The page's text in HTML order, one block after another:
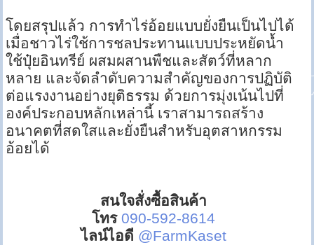
โดยสรุปแล้ว การทำไร่อ้อยแบบยั่งยืนเป็นไปได้
เมื่อชาวไร่ใช้การชลประทานแบบประหยัดน้ำ
ใช้ปุ๋ยอินทรีย์ ผสมผสานพืชและสัตว์ที่หลาก
หลาย และจัดลำดับความสำคัญของการปฏิบัติ
ต่อแรงงานอย่างยุติธรรม ด้วยการมุ่งเน้นไปที่
องค์ประกอบหลักเหล่านี้ เราสามารถสร้าง
อนาคตที่สดใสและยั่งยืนสำหรับอุตสาหกรรม
อ้อยได้
สนใจสั่งซื้อสินค้า
โทร 090-592-8614
ไลน์ไอดี @FarmKaset